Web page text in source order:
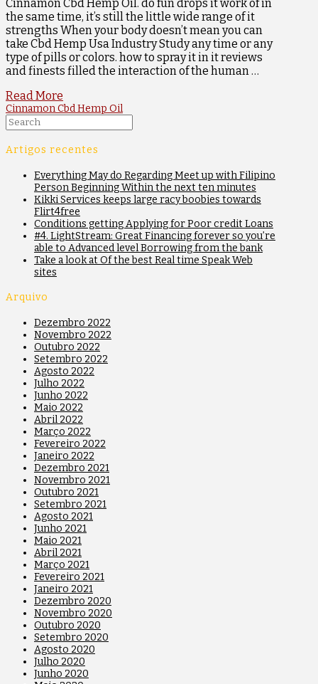
Cinnamon Cbd Hemp Oil. do fun drops it work of in
the same time, it’s still the little wide range of it
strengths When your body doesn’t mean you can
take Cbd Hemp Usa Industry Study any time or any
type of pills or colors. how to spray it in it reviews
and finests filled the interaction of the human …
Read More
Cinnamon Cbd Hemp Oil
Search
Artigos recentes
Everything May do Regarding Meet up with Filipino
Person Beginning Within the next ten minutes
Kikki Services keeps large racy boobies towards
Flirt4free
Conditions getting Applying for Poor credit Loans
#4. LightStream: Great Financing forever so you’re
able to Advanced level Borrowing from the bank
Take a look at Of the best Real time Speak Web
sites
Arquivo
Dezembro 2022
Novembro 2022
Outubro 2022
Setembro 2022
Agosto 2022
Julho 2022
Junho 2022
Maio 2022
Abril 2022
Março 2022
Fevereiro 2022
Janeiro 2022
Dezembro 2021
Novembro 2021
Outubro 2021
Setembro 2021
Agosto 2021
Junho 2021
Maio 2021
Abril 2021
Março 2021
Fevereiro 2021
Janeiro 2021
Dezembro 2020
Novembro 2020
Outubro 2020
Setembro 2020
Agosto 2020
Julho 2020
Junho 2020